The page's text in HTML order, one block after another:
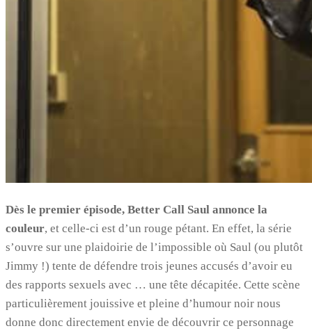
Dès le premier épisode, Better Call Saul annonce la
couleur, et celle-ci est d’un rouge pétant. En effet, la série
s’ouvre sur une plaidoirie de l’impossible où Saul (ou plutôt
Jimmy !) tente de défendre trois jeunes accusés d’avoir eu
des rapports sexuels avec … une tête décapitée. Cette scène
particulièrement jouissive et pleine d’humour noir nous
donne donc directement envie de découvrir ce personnage